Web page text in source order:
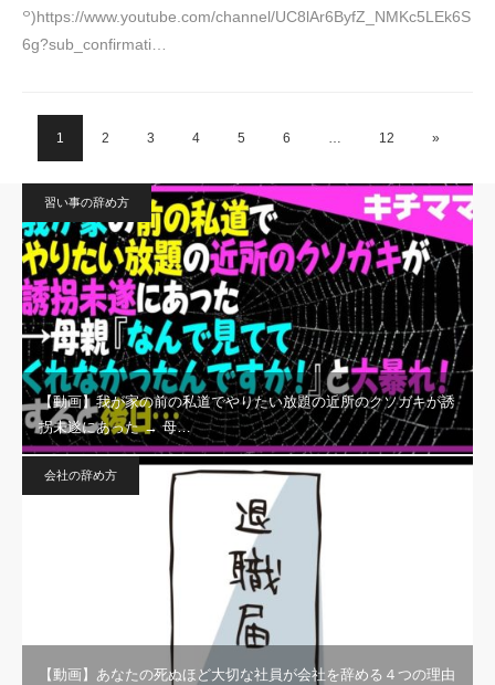
꒪)https://www.youtube.com/channel/UC8lAr6ByfZ_NMKc5LEk6S
6g?sub_confirmati…
1 2 3 4 5 6 … 12 »
習い事の辞め方
【動画】我が家の前の私道でやりたい放題の近所のクソガキが誘
拐未遂にあった → 母…
会社の辞め方
【動画】あなたの死ぬほど大切な社員が会社を辞める４つの理由